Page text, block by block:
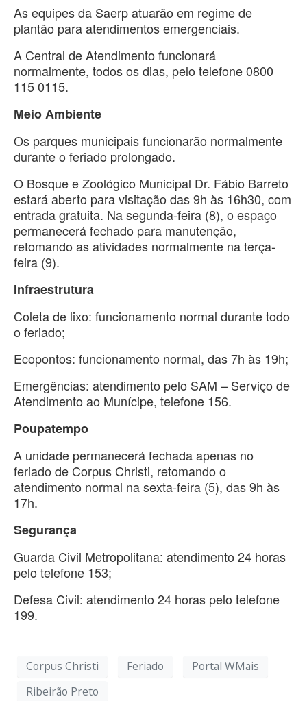
As equipes da Saerp atuarão em regime de
plantão para atendimentos emergenciais.
A Central de Atendimento funcionará
normalmente, todos os dias, pelo telefone 0800
115 0115.
Meio Ambiente
Os parques municipais funcionarão normalmente
durante o feriado prolongado.
O Bosque e Zoológico Municipal Dr. Fábio Barreto
estará aberto para visitação das 9h às 16h30, com
entrada gratuita. Na segunda-feira (8), o espaço
permanecerá fechado para manutenção,
retomando as atividades normalmente na terça-
feira (9).
Infraestrutura
Coleta de lixo: funcionamento normal durante todo
o feriado;
Ecopontos: funcionamento normal, das 7h às 19h;
Emergências: atendimento pelo SAM – Serviço de
Atendimento ao Munícipe, telefone 156.
Poupatempo
A unidade permanecerá fechada apenas no
feriado de Corpus Christi, retomando o
atendimento normal na sexta-feira (5), das 9h às
17h.
Segurança
Guarda Civil Metropolitana: atendimento 24 horas
pelo telefone 153;
Defesa Civil: atendimento 24 horas pelo telefone
199.
Corpus Christi Feriado
Portal WMais
Ribeirão Preto